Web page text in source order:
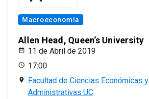
Macroeconomía
Allen Head, Queen’s University
11 de Abril de 2019
17:00
Facultad de Ciencias Económicas y
Administrativas UC